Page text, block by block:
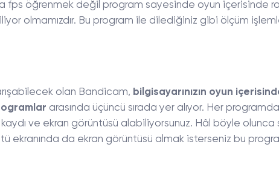
fps öğrenmek değil program sayesinde oyun içerisinde
olmamızdır. Bu program ile dilediğiniz gibi ölçüm
olan Bandicam, bilgisayarınızın oyun
arasında üçüncü sırada yer alıyor. Her
ve ekran görüntüsü alabiliyorsunuz. Hâl böyle
ekranında da ekran görüntüsü almak isterseniz bu